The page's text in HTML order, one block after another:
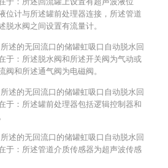
位计与所述罐前处理器连接，所述管道
脱水阀之间设置有流量计。
述的无回流口的储罐虹吸口自动脱水回
于：所述脱水阀和所述开关阀为气动或
阀和所述通气阀为电磁阀。
述的无回流口的储罐虹吸口自动脱水回
于：所述罐前处理器包括逻辑控制器和
述的无回流口的储罐虹吸口自动脱水回
于：所述管道介质传感器为超声波传感